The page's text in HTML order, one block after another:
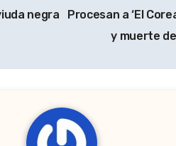
negra
Procesan a ‘El
y muerte